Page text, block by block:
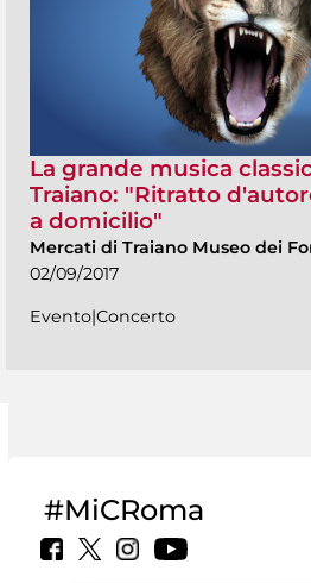
La grande musica
Traiano: "Ritratto
a domicilio"
Mercati di Traiano Museo dei
02/09/2017
Evento|Concerto
#MiCRoma